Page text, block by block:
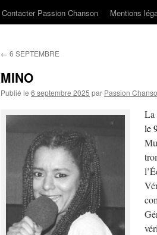
Contacter Passion Chanson
Mentions
← 6 SEPTEMBRE
MINO
Publié le 6 septembre 2025 par Passion
La
le